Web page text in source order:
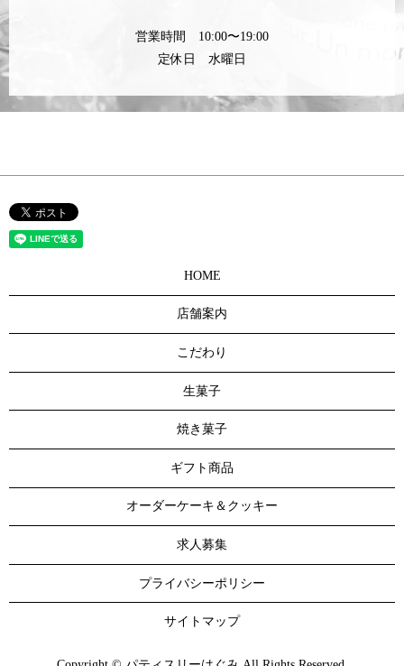
営業時間 10:00〜19:00
定休日 水曜日
HOME
店舗案内
こだわり
生菓子
焼き菓子
ギフト商品
オーダーケーキ＆クッキー
求人募集
プライバシーポリシー
サイトマップ